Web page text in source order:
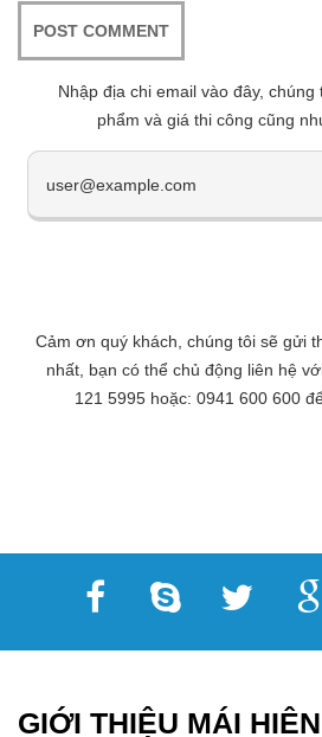
Nhập địa chi email vào đây,
phẩm và giá thi công cũng
Cảm ơn quý khách, chúng tôi sẽ gửi
nhất, bạn có thể chủ động liên hệ
121 5995 hoặc: 0941 600 600
GIỚI THIỆU MÁI